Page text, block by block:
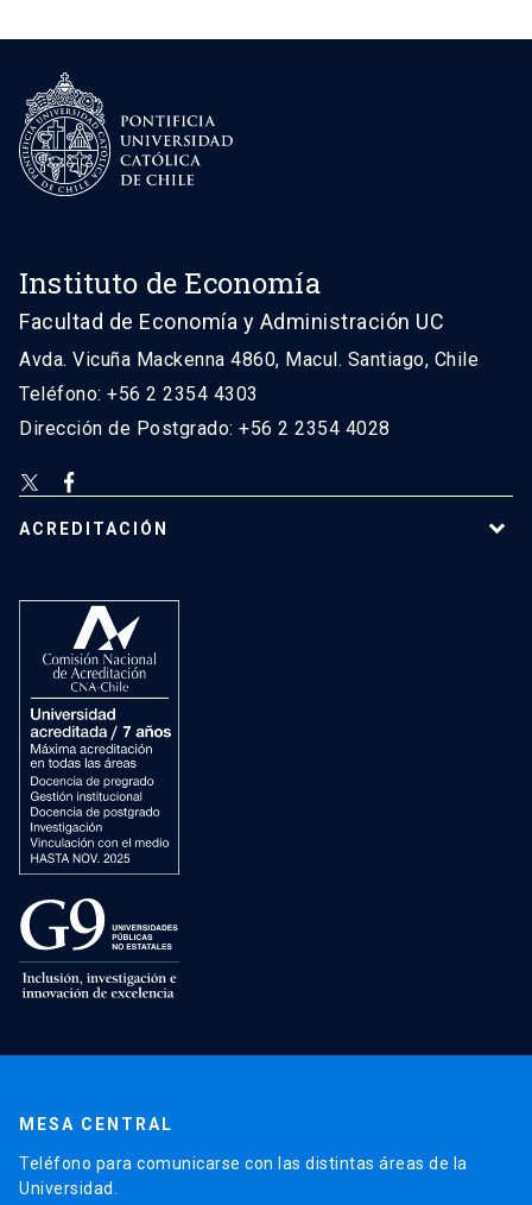
Instituto de Economía
Facultad de Economía y Administración UC
Avda. Vicuña Mackenna 4860, Macul. Santiago, Chile
Teléfono: +56 2 2354 4303
Dirección de Postgrado: +56 2 2354 4028
ACREDITACIÓN
MESA CENTRAL
Teléfono para comunicarse con las distintas áreas de la
Universidad.